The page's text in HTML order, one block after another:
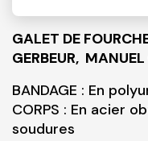
GALET DE
GERBEUR, MANUEL
BANDAGE : En
CORPS : En acier
soudures